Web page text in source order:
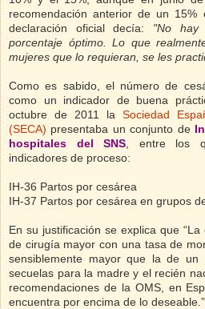
recomendación anterior de un
declaración oficial decía: "No hay
porcentaje óptimo. Lo que
mujeres que lo requieran, se les
Como es sabido, el número de
como un indicador de buena
octubre de 2011 la Sociedad
(SECA) presentaba un conjunto de
hospitales del SNS , entre los
indicadores de proceso:
IH-36 Partos por cesárea
IH-37 Partos por cesárea en grupos
En su justificación se explica que
de cirugía mayor con una tasa de
sensiblemente mayor que la de
secuelas para la madre y el recién
recomendaciones de la OMS, en
encuentra por encima de lo deseable.”